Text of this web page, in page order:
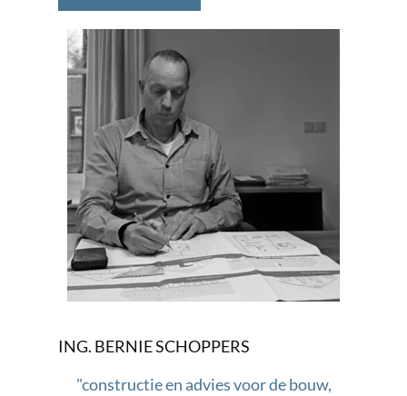
ING. BERNIE SCHOPPERS
"constructie en advies voor de bouw,